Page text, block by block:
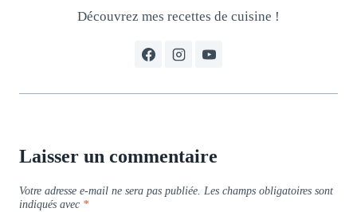
Découvrez mes recettes de cuisine !
Laisser un commentaire
Votre adresse e-mail ne sera pas publiée. Les champs obligatoires sont
indiqués avec *